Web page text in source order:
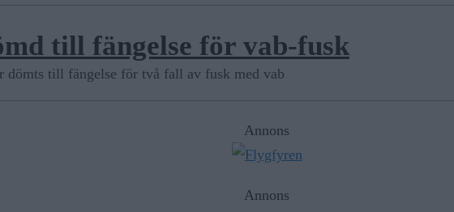
till fängelse för vab-fusk
dömts till fängelse för två fall av fusk med vab
Annons
Annons